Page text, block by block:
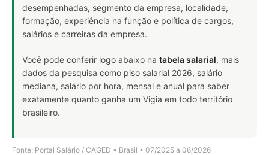
desempenhadas, segmento da empresa, localidade,
formação, experiência na função e política de cargos,
salários e carreiras da empresa.
Você pode conferir logo abaixo na tabela salarial, mais
dados da pesquisa como piso salarial 2026, salário
mediana, salário por hora, mensal e anual para saber
exatamente quanto ganha um Vigia em todo território
brasileiro.
Fonte: Portal Salário / CAGED • Brasil • 07/2025 a 06/2026